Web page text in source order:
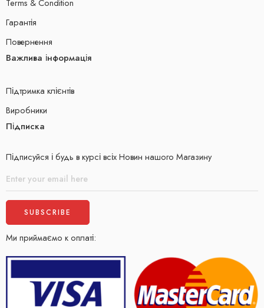
Terms & Condition
Гарантія
Повернення
Важлива інформація
Підтримка клієнтів
Виробники
Підписка
Підписуйся і будь в курсі всіх Новин нашого Магазину
Ми приймаємо к оплаті: